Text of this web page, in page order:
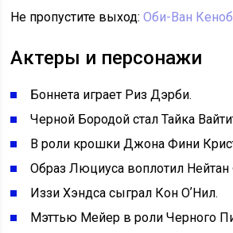
Не пропустите выход:Оби-Ван
Актеры и персонажи
Боннета играет Риз Дэрби.
Черной Бородой стал Тайка
В роли крошки Джона Фини
Образ Люциуса воплотил Нейтан
Иззи Хэндса сыграл Кон ОʼНил.
Мэттью Мейер в роли Черного